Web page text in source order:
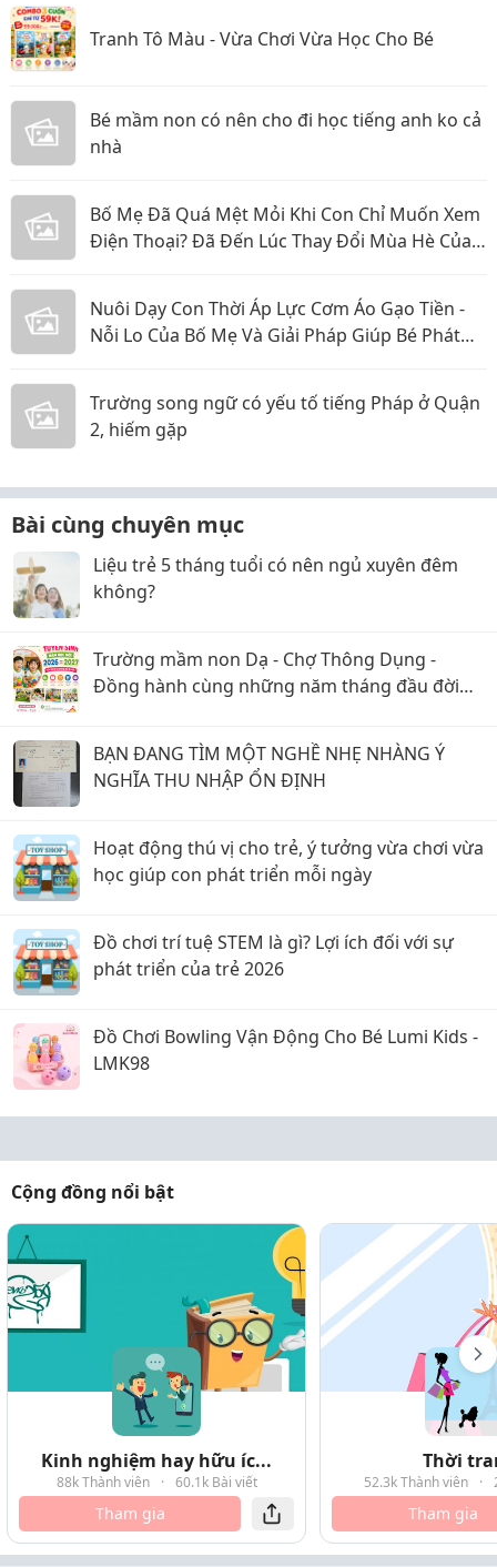
Tranh Tô Màu - Vừa Chơi Vừa Học Cho Bé
Bé mầm non có nên cho đi học tiếng anh ko cả
nhà
Bố Mẹ Đã Quá Mệt Mỏi Khi Con Chỉ Muốn Xem
Điện Thoại? Đã Đến Lúc Thay Đổi Mùa Hè Của
Nuôi Dạy Con Thời Áp Lực Cơm Áo Gạo Tiền -
Nỗi Lo Của Bố Mẹ Và Giải Pháp Giúp Bé Phát
Trường song ngữ có yếu tố tiếng Pháp ở Quận
2, hiếm gặp
Bài cùng chuyên mục
Liệu trẻ 5 tháng tuổi có nên ngủ xuyên đêm
không?
Trường mầm non Dạ - Chợ Thông Dụng -
Đồng hành cùng những năm tháng đầu đời
BẠN ĐANG TÌM MỘT NGHỀ NHẸ NHÀNG Ý
NGHĨA THU NHẬP ỔN ĐỊNH
Hoạt động thú vị cho trẻ, ý tưởng vừa chơi vừa
học giúp con phát triển mỗi ngày
Đồ chơi trí tuệ STEM là gì? Lợi ích đối với sự
phát triển của trẻ 2026
Đồ Chơi Bowling Vận Động Cho Bé Lumi Kids -
LMK98
Cộng đồng nổi bật
Kinh nghiệm hay hữu íc...
88k Thành viên · 60.1k Bài viết
Tham gia
Thời
52.3k Thành viên ·
Tham gia